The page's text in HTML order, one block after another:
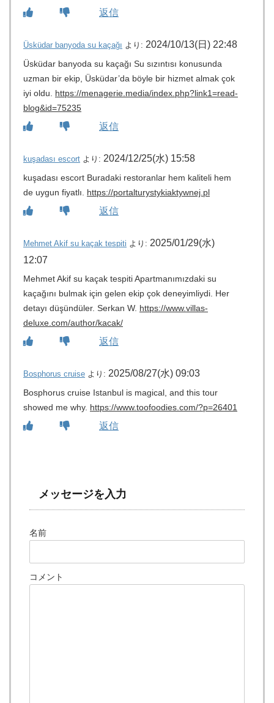
返信
Üsküdar banyoda su kaçağı より: 2024/10/13(日) 22:48
Üsküdar banyoda su kaçağı Su sızıntısı konusunda
uzman bir ekip, Üsküdar’da böyle bir hizmet almak çok
iyi oldu. https://menagerie.media/index.php?link1=read-
blog&id=75235
返信
kuşadası escort より: 2024/12/25(水) 15:58
kuşadası escort Buradaki restoranlar hem kaliteli hem
de uygun fiyatlı. https://portalturystykiaktywnej.pl
返信
Mehmet Akif su kaçak tespiti より: 2025/01/29(水)
12:07
Mehmet Akif su kaçak tespiti Apartmanımızdaki su
kaçağını bulmak için gelen ekip çok deneyimliydi. Her
detayı düşündüler. Serkan W. https://www.villas-
deluxe.com/author/kacak/
返信
Bosphorus cruise より: 2025/08/27(水) 09:03
Bosphorus cruise Istanbul is magical, and this tour
showed me why. https://www.toofoodies.com/?p=26401
返信
メッセージを入力
名前
コメント